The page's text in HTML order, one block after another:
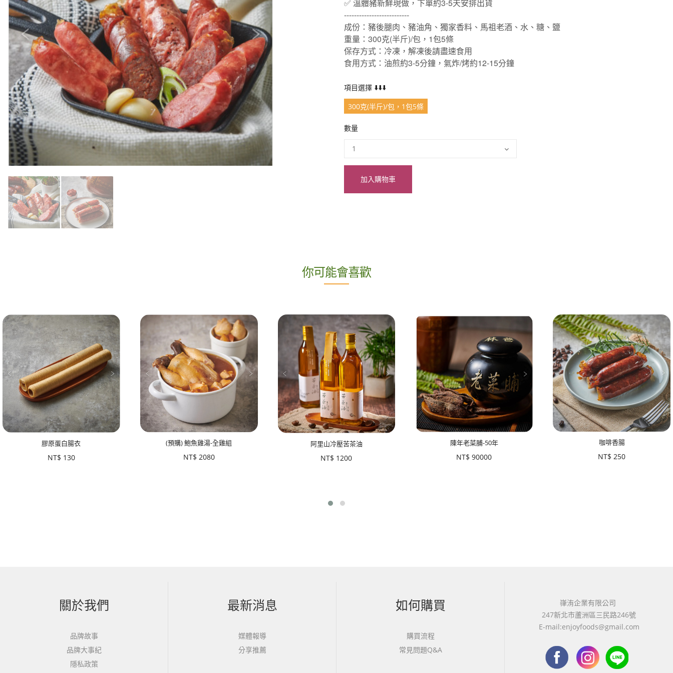
✅ 溫體豬新鮮現做，下單約3-5天安排出貨
--------------------------
成份：豬後腿肉、豬油角、獨家香料、馬祖老酒、水、糖、鹽
重量：300克(半斤)/包，1包5條
保存方式：冷凍，解凍後請盡速食用
食用方式：油煎約3-5分鐘，氣炸/烤約12-15分鐘
項目選擇 ⬇️⬇️⬇️
300克(半斤)/包，1包5條
數量
加入購物車
你可能會喜歡
膠原蛋白腸衣
NT$ 130
(預購) 鮑魚雞湯-全雞組
NT$ 2080
阿里山冷壓苦茶油
NT$ 1200
陳年老菜脯-50年
NT$ 90000
咖啡香腸
NT$ 250
關於我們
品牌故事
品牌大事紀
隱私政策
最新消息
媒體報導
分享推薦
如何購買
購買流程
常見問題Q&A
嵂洧企業有限公司
247新北市蘆洲區三民路246號
E-mail:enjoyfoods@gmail.com